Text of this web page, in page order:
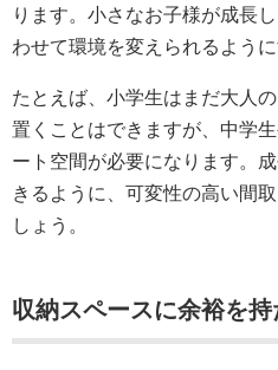
ります。小さなお子様が成長
わせて環境を変えられるよう
たとえば、小学生はまだ大人
置くことはできますが、中学
ート空間が必要になります。
きるように、可変性の高い間
しょう。
収納スペースに余裕を持